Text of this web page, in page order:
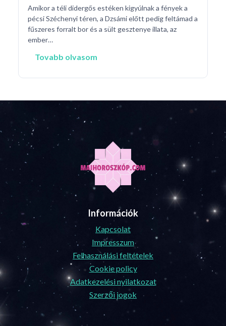
Amikor a téli didergős estéken kigyúlnak a fények a
pécsi Széchenyi téren, a Dzsámi előtt pedig feltámad a
fűszeres forralt bor és a sült gesztenye illata, az
ember…
Tovabb olvasom
Információk
Kapcsolat
Impresszum
Felhasználási feltételek
Cookie policy
Adatkezelési nyilatkozat
Szerzői jogok